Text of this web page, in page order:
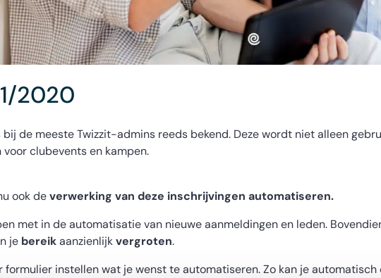
2020
de meeste Twizzit-admins reeds bekend. Deze wordt niet alleen
clubevents en kampen.
ook deverwerking van deze inschrijvingen automatiseren.
met in de automatisatie van nieuwe aanmeldingen en leden.
je bereikaanzienlijkvergroten.
formulier instellen wat je wenst te automatiseren. Zo kan je